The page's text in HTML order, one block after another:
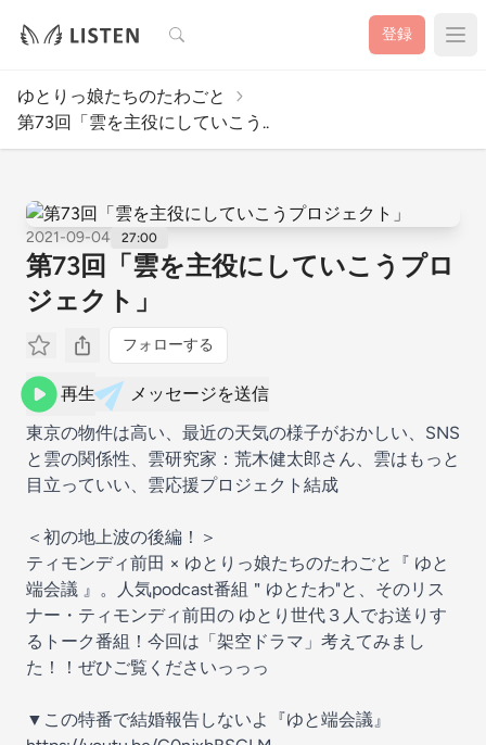
検索 登録
ゆとりっ娘たちのたわごと
第73回「雲を主役にしていこう..
2021-09-04 27:00
第73回「雲を主役にしていこうプロ
ジェクト」
フォローする
再生
メッセージを送信
東京の物件は高い、最近の天気の様子がおかしい、SNS
と雲の関係性、雲研究家：荒木健太郎さん、雲はもっと
目立っていい、雲応援プロジェクト結成
＜初の地上波の後編！＞
ティモンディ前田 × ゆとりっ娘たちのたわごと『 ゆと
端会議 』。人気podcast番組＂ゆとたわ"と、そのリス
ナー・ティモンディ前田の ゆとり世代３人でお送りす
るトーク番組！今回は「架空ドラマ」考えてみまし
た！！ぜひご覧くださいっっっ
▼この特番で結婚報告しないよ『ゆと端会議』